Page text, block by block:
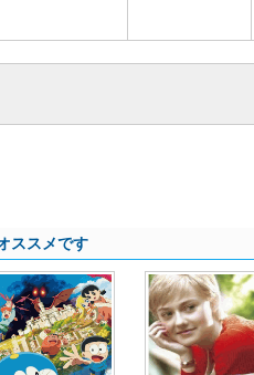
ススメです